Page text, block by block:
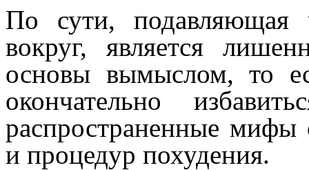
По сути, подавляющая
вокруг, является
основы вымыслом, то
окончательно
распространенные мифы
и процедур похудения.